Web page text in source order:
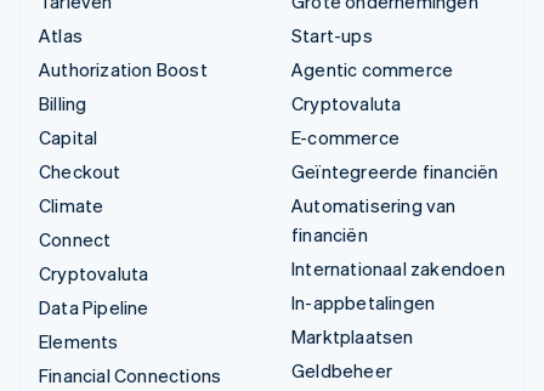
Atlas
Authorization Boost
Billing
Capital
Checkout
Climate
Connect
Cryptovaluta
Data Pipeline
Elements
Financial Connections
Start-ups
Agentic commerce
Cryptovaluta
E-commerce
Geïntegreerde financiën
Automatisering van
financiën
Internationaal zakendoen
In-appbetalingen
Marktplaatsen
Geldbeheer